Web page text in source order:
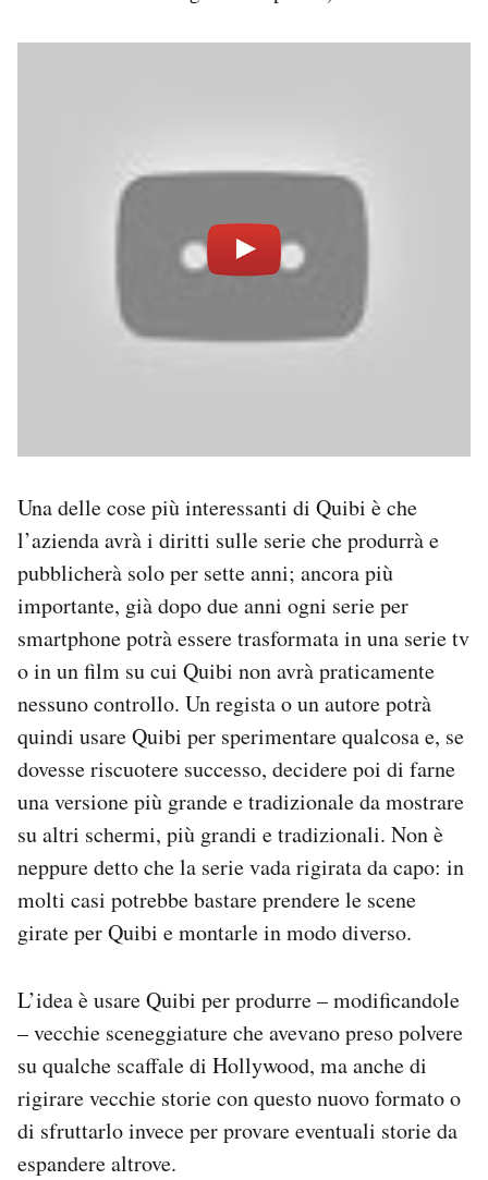
Una delle cose più interessanti di Quibi è che
l’azienda avrà i diritti sulle serie che produrrà e
pubblicherà solo per sette anni; ancora più
importante, già dopo due anni ogni serie per
smartphone potrà essere trasformata in una serie tv
o in un film su cui Quibi non avrà praticamente
nessuno controllo. Un regista o un autore potrà
quindi usare Quibi per sperimentare qualcosa e, se
dovesse riscuotere successo, decidere poi di farne
una versione più grande e tradizionale da mostrare
su altri schermi, più grandi e tradizionali. Non è
neppure detto che la serie vada rigirata da capo: in
molti casi potrebbe bastare prendere le scene
girate per Quibi e montarle in modo diverso.
L’idea è usare Quibi per produrre – modificandole
– vecchie sceneggiature che avevano preso polvere
su qualche scaffale di Hollywood, ma anche di
rigirare vecchie storie con questo nuovo formato o
di sfruttarlo invece per provare eventuali storie da
espandere altrove.